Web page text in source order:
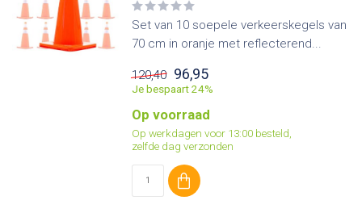
Set van 10 soepele verkeerskegels van
70 cm in oranje met reflecterend...
120,40 96,95
Je bespaart 24%
Op voorraad
Op werkdagen voor 13:00 besteld,
zelfde dag verzonden